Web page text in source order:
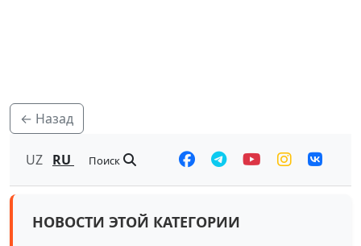
← Назад
UZ RU Поиск
НОВОСТИ ЭТОЙ КАТЕГОРИИ